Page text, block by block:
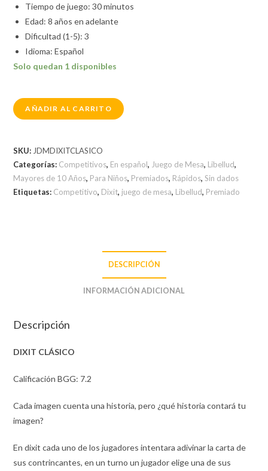
Tiempo de juego: 30 minutos
Edad: 8 años en adelante
Dificultad (1-5): 3
Idioma: Español
Solo quedan 1 disponibles
AÑADIR AL CARRITO
SKU: JDMDIXITCLASICO
Categorías: Competitivos, En español, Juego de Mesa, Libellud,
Mayores de 10 Años, Para Niños, Premiados, Rápidos,Sin dados
Etiquetas: Competitivo, Dixit, juego de mesa, Libellud, Premiado
DESCRIPCIÓN
INFORMACIÓN ADICIONAL
Descripción
DIXIT CLÁSICO
Calificación BGG: 7.2
Cada imagen cuenta una historia, pero ¿qué historia contará tu
imagen?
En dixit cada uno de los jugadores intentara adivinar la carta de
sus contrincantes, en un turno un jugador elige una de sus